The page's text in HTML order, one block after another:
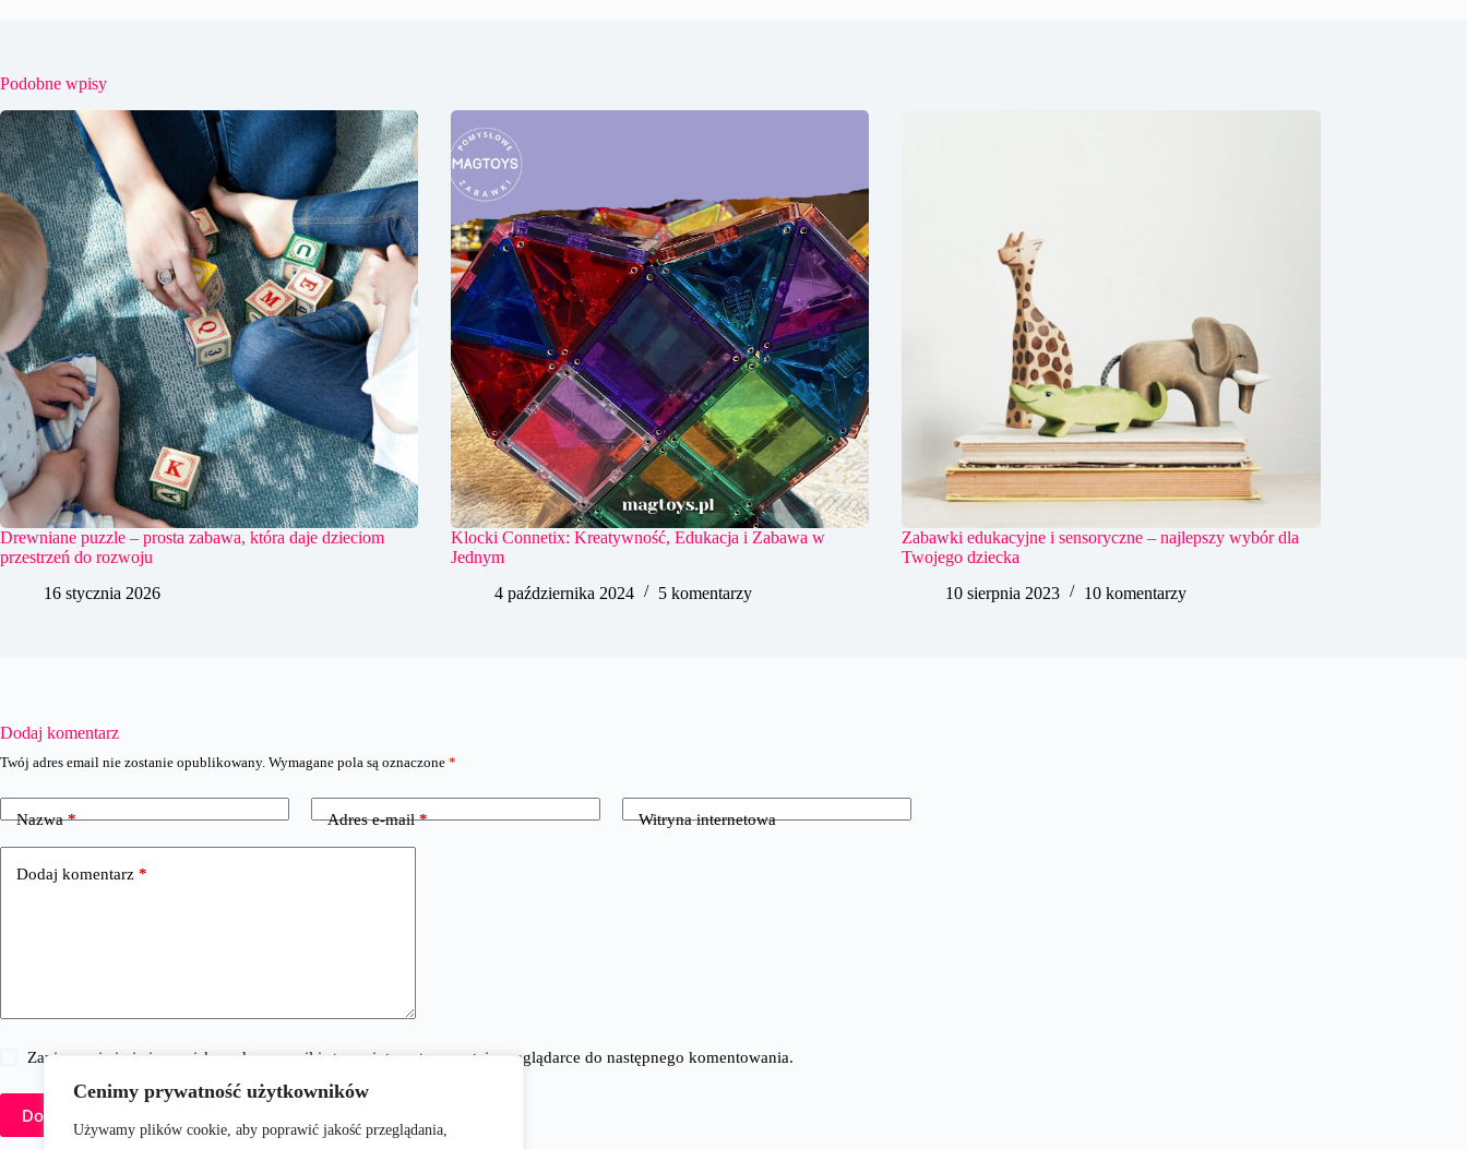
Cenimy prywatność użytkowników
Używamy plików cookie, aby poprawić jakość przeglądania,
Podobne wpisy
Drewniane puzzle – prosta zabawa, która daje dzieciom
przestrzeń do rozwoju
16 stycznia 2026
Klocki Connetix: Kreatywność, Edukacja i Zabawa w
Jednym
4 października 2024
5 komentarzy
Zabawki edukacyjne i sensoryczne – najlepszy wybór dla
Twojego dziecka
10 sierpnia 2023
10 komentarzy
Dodaj komentarz
Twój adres email nie zostanie opublikowany. Wymagane pola są oznaczone *
Nazwa* Adres e-mail* Witryna internetowa
Dodaj komentarz *
Zapisz moje imię i nazwisko, adres e-mail i stronę internetową w tej przeglądarce do następnego komentowania.
Dodaj komentarz